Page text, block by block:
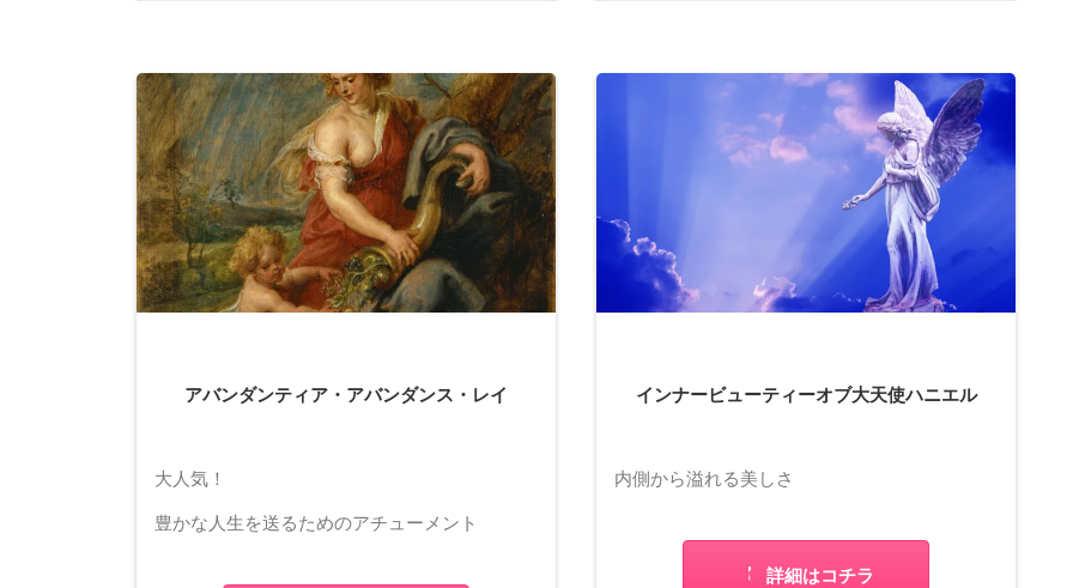
アバンダンティア・アバンダンス・レイ
大人気！
豊かな人生を送るためのアチューメント
インナービューティーオブ大天使ハニエル
内側から溢れる美しさ
詳細はコチラ